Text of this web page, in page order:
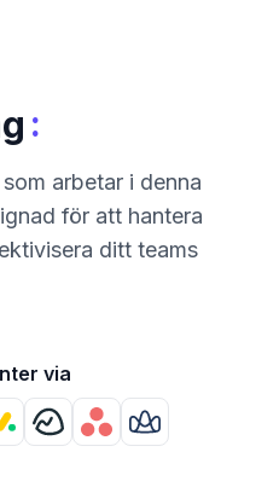
:
arbetar i denna
för att hantera
ditt teams
via